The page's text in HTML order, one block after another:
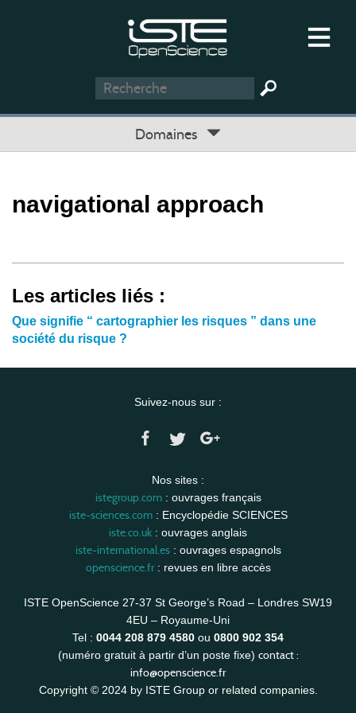
Domaines
navigational approach
Les articles liés :
Que signifie “ cartographier les risques ” dans une
société du risque ?
Suivez-nous sur :
Nos sites :
istegroup.com: ouvrages français
iste-sciences.com: Encyclopédie SCIENCES
iste.co.uk : ouvrages anglais
iste-international.es: ouvrages espagnols
openscience.fr: revues en libre accès
ISTE OpenScience 27-37 St George’s Road – Londres SW19
4EU – Royaume-Uni
Tel : 0044 208 879 4580 ou 0800 902 354
(numéro gratuit à partir d’un poste fixe) contact :
info@openscience.fr
Copyright © 2024 by ISTE Group or related companies.